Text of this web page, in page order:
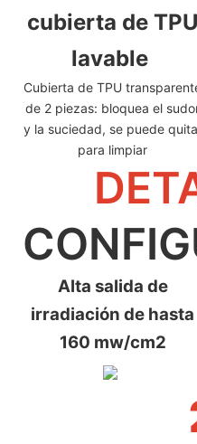
cubierta de TPU
lavable
Cubierta de TPU
de 2 piezas: bloquea el
y la suciedad, se puede
para limpiar
Alta salida de
irradiación de hasta
160 mw/cm2